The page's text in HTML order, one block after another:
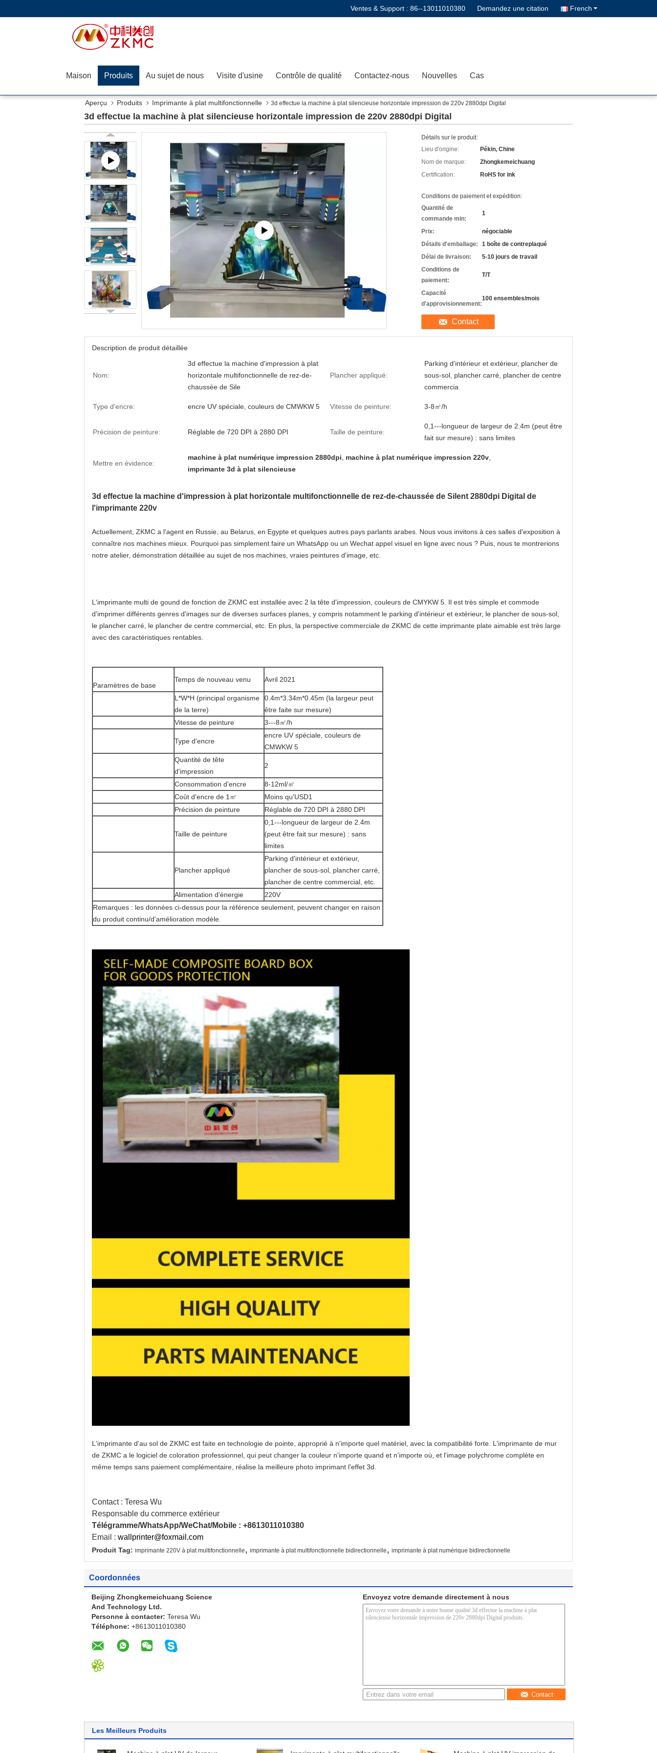
Ventes & Support : 86--13011010380 Demandez une citation French
Maison Produits Au sujet de nous Visite d'usine Contrôle de qualité Contactez-nous Nouvelles Cas
Aperçu Produits Imprimante à plat multifonctionnelle 3d effectue la machine à plat silencieuse horizontale impression de 220v 2880dpi Digital
3d effectue la machine à plat silencieuse horizontale impression de 220v 2880dpi Digital
Détails sur le produit:
Lieu d'origine:
Pékin, Chine
Nom de marque:
Zhongkemeichuang
Certification:
RoHS for ink
Conditions de paiement et expédition:
Quantité de
commande min:
1
Prix:
négociable
Détails d'emballage:
1 boîte de contreplaqué
Délai de livraison:
5-10 jours de travail
Conditions de
paiement:
T/T
Capacité
d'approvisionnement:
100 ensembles/mois
Contact
Description de produit détaillée
Nom:
3d effectue la machine d'impression à plat
horizontale multifonctionnelle de rez-de-
chaussée de Sile
Plancher appliqué:
Parking d'intérieur et extérieur, plancher de
sous-sol, plancher carré, plancher de centre
commercia
Type d'encre: encre UV spéciale, couleurs de CMWKW 5 Vitesse de peinture: 3-8㎡/h
Précision de peinture: Réglable de 720 DPI à 2880 DPI Taille de peinture:
0,1---longueur de largeur de 2.4m (peut être
fait sur mesure) : sans limites
Mettre en évidence:
machine à plat numérique impression 2880dpi machine à plat numérique impression 220v
imprimante 3d à plat silencieuse
3d effectue la machine d'impression à plat horizontale multifonctionnelle de rez-de-chaussée de Silent 2880dpi Digital de
l'imprimante 220v
Actuellement, ZKMC a l'agent en Russie, au Belarus, en Egypte et quelques autres pays parlants arabes. Nous vous invitons à ces salles d'exposition à
connaître nos machines mieux. Pourquoi pas simplement faire un WhatsApp ou un Wechat appel visuel en ligne avec nous ? Puis, nous te montrerions
notre atelier, démonstration détaillée au sujet de nos machines, vraies peintures d'image, etc.
L'imprimante multi de gound de fonction de ZKMC est installée avec 2 la tête d'impression, couleurs de CMYKW 5. Il est très simple et commode
d'imprimer différents genres d'images sur de diverses surfaces planes, y compris notamment le parking d'intérieur et extérieur, le plancher de sous-sol,
le plancher carré, le plancher de centre commercial, etc. En plus, la perspective commerciale de ZKMC de cette imprimante plate aimable est très large
avec des caractéristiques rentables.
Paramètres de base
Temps de nouveau venu Avril 2021
L*W*H (principal organisme
de la terre)
0.4m*3.34m*0.45m (la largeur peut
être faite sur mesure)
Vitesse de peinture
3---8㎡/h
Type d'encre
encre UV spéciale, couleurs de
CMWKW 5
Quantité de tête
d'impression
2
Consommation d'encre
8-12ml/㎡
Coût d'encre de 1㎡
Moins qu'USD1
Précision de peinture
Réglable de 720 DPI à 2880 DPI
Taille de peinture
0,1---longueur de largeur de 2.4m
(peut être fait sur mesure) : sans
limites
Plancher appliqué
Parking d'intérieur et extérieur,
plancher de sous-sol, plancher carré,
plancher de centre commercial, etc.
Alimentation d'énergie
220V
Remarques : les données ci-dessus pour la référence seulement, peuvent changer en raison
du produit continu/d'amélioration modèle.
L'imprimante d'au sol de ZKMC est faite en technologie de pointe, approprié à n'importe quel matériel, avec la compatibilité forte. L'imprimante de mur
de ZKMC a le logiciel de coloration professionnel, qui peut changer la couleur n'importe quand et n'importe où, et l'image polychrome complète en
même temps sans paiement complémentaire, réalise la meilleure photo imprimant l'effet 3d.
Contact : Teresa Wu
Responsable du commerce extérieur
Télégramme/WhatsApp/WeChat/Mobile : +8613011010380
Email : wallprinter@foxmail.com
Produit Tag: imprimante 220V à plat multifonctionnelle , imprimante à plat multifonctionnelle bidirectionnelle , imprimante à plat numérique bidirectionnelle
Coordonnées
Beijing Zhongkemeichuang Science
And Technology Ltd.
Personne à contacter: Teresa Wu
Téléphone: +8613011010380
Envoyez votre demande directement à nous
Contact
Les Meilleurs Produits